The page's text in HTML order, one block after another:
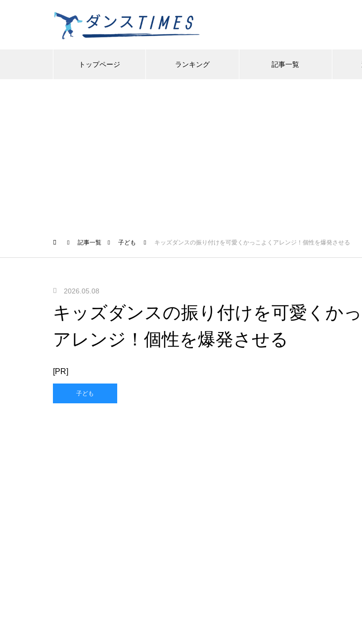
トップページ ランキング 記事一覧
記事一覧 子ども キッズダンスの振り付けを可愛くかっこよくアレンジ！個性を爆発させる
2026.05.08
キッズダンスの振り付けを可愛くかっ
アレンジ！個性を爆発させる
[PR]
子ども